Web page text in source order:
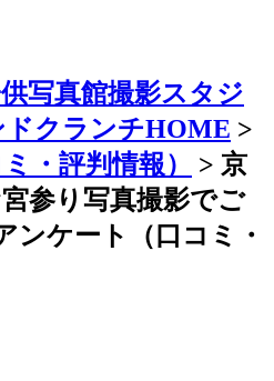
写真館撮影スタジ
クランチHOME >
・評判情報）
> 京
参り写真撮影でご
ンケート（口コミ・